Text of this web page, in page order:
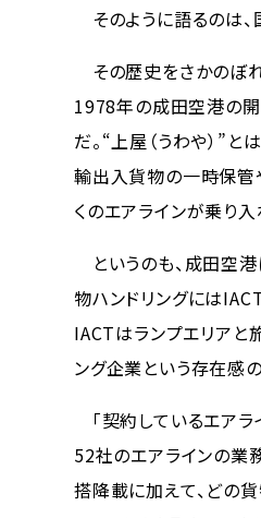
そのように語るのは
その歴史をさかのぼ
1978年の成田空港の
だ。“上屋（うわや）”
輸出入貨物の一時保管
くのエアラインが乗り
というのも、成田空
物ハンドリングには
IACTはランプエリアと
ング企業という存在感
「契約しているエア
52社のエアラインの業
搭降載に加えて、どの